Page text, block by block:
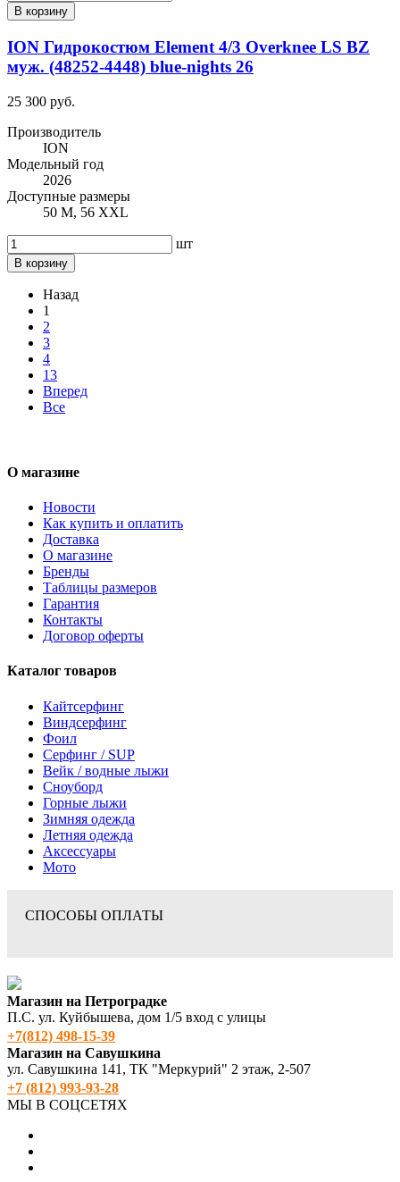
В корзину
ION Гидрокостюм Element 4/3 Overknee LS BZ
муж. (48252-4448) blue-nights 26
25 300 руб.
Производитель
ION
Модельный год
2026
Доступные размеры
50 M, 56 XXL
шт
В корзину
Назад
1
2
3
4
13
Вперед
Все
О магазине
Новости
Как купить и оплатить
Доставка
О магазине
Бренды
Таблицы размеров
Гарантия
Контакты
Договор оферты
Каталог товаров
Кайтсерфинг
Виндсерфинг
Фоил
Серфинг / SUP
Вейк / водные лыжи
Сноуборд
Горные лыжи
Зимняя одежда
Летняя одежда
Аксессуары
Мото
СПОСОБЫ ОПЛАТЫ
Магазин на Петроградке
П.С. ул. Куйбышева, дом 1/5 вход с улицы
+7(812) 498‑15-39
Магазин на Савушкина
ул. Савушкина 141, ТК "Меркурий" 2 этаж, 2-507
+7 (812) 993-93-28
МЫ В СОЦСЕТЯХ